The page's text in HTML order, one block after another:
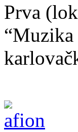
Prva
“Muzika